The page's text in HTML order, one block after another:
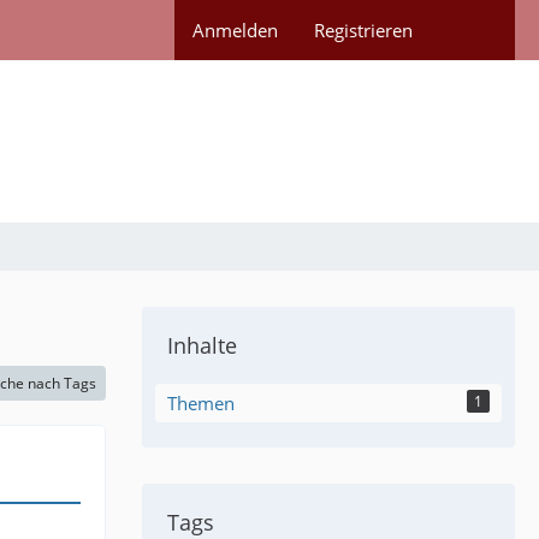
Anmelden Registrieren
nach Tags
Inhalte
Themen 1
Tags